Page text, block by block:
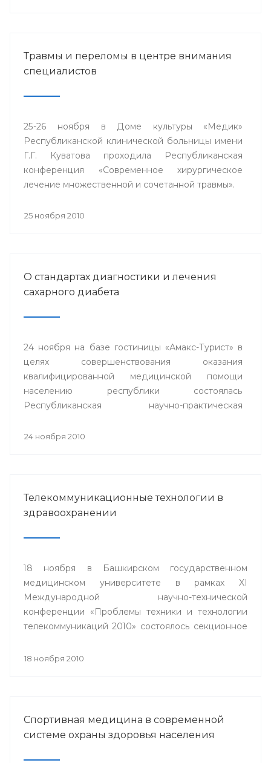
Травмы и переломы в центре внимания
специалистов
25-26 ноября в Доме культуры «Медик»
Республиканской клинической больницы имени
Г.Г. Куватова проходила Республиканская
конференция «Современное хирургическое
лечение множественной и сочетанной травмы».
25 ноября 2010
О стандартах диагностики и лечения
сахарного диабета
24 ноября на базе гостиницы «Амакс-Турист» в
целях совершенствования оказания
квалифицированной медицинской помощи
населению республики состоялась
Республиканская научно-практическая
лечения сахарного диабета».
24 ноября 2010
Телекоммуникационные технологии в
здравоохранении
18 ноября в Башкирском государственном
медицинском университете в рамках XI
Международной научно-технической
конференции «Проблемы техники и технологии
телекоммуникаций 2010» состоялось секционное
18 ноября 2010
Спортивная медицина в современной
системе охраны здоровья населения